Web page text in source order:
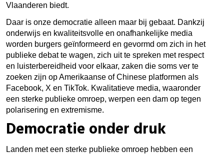
Vlaanderen biedt.
Daar is onze democratie alleen maar bij gebaat. Dankzij
onderwijs en kwaliteitsvolle en onafhankelijke media
worden burgers geïnformeerd en gevormd om zich in het
publieke debat te wagen, zich uit te spreken met respect
en luisterbereidheid voor elkaar, zaken die soms ver te
zoeken zijn op Amerikaanse of Chinese platformen als
Facebook, X en TikTok. Kwalitatieve media, waaronder
een sterke publieke omroep, werpen een dam op tegen
polarisering en extremisme.
Democratie onder druk
Landen met een sterke publieke omroep hebben een